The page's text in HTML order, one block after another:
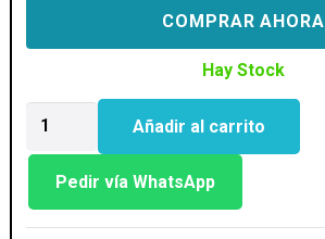
COMPRAR AHORA
Hay Stock
ASUS
(AM5)
Añadir al carrito
Pedir vía WhatsApp